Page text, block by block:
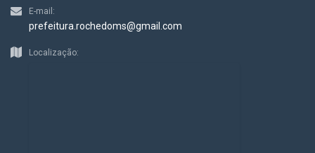
E-mail:
prefeitura.rochedoms@gmail.com
Localização: